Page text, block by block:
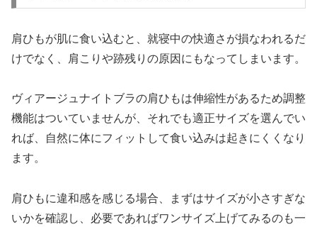
肩ひもが肌に食い込むと、就寝中の快適さが損なわれるだ
けでなく、肩こりや跡残りの原因にもなってしまいます。
ヴィアージュナイトブラの肩ひもは伸縮性があるため調整
機能はついていませんが、それでも適正サイズを選んでい
れば、自然に体にフィットして食い込みは起きにくくなり
ます。
肩ひもに違和感を感じる場合、まずはサイズが小さすぎな
いかを確認し、必要であればワンサイズ上げてみるのも一